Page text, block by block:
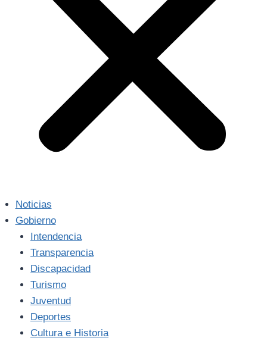
Noticias
Gobierno
Intendencia
Transparencia
Discapacidad
Turismo
Juventud
Deportes
Cultura e Historia